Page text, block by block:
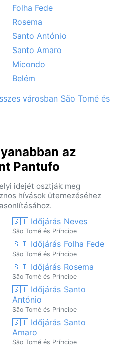
Folha Fede
Rosema
Santo António
Santo Amaro
Micondo
Belém
városban São Tomé és
az
Pantufo
idejét osztják meg
hívások ütemezéséhez
🇸🇹 Időjárás Neves
São Tomé és Príncipe
🇸🇹 Időjárás Folha Fede
São Tomé és Príncipe
🇸🇹 Időjárás Rosema
São Tomé és Príncipe
🇸🇹 Időjárás Santo
António
São Tomé és Príncipe
🇸🇹 Időjárás Santo
Amaro
São Tomé és Príncipe